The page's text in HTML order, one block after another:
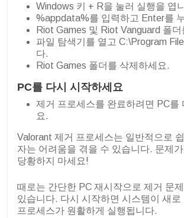
Windows 키 + R을 눌러 실행을 엽
%appdata%를 입력하고 Enter를
Riot Games 및 Riot Vanguard 폴
파일 탐색기를 열고 C:\Program
다.
Riot Games 폴더를 삭제하세요.
PC를 다시 시작하세요
제거 프로세스를 완료하려면 PC를
요.
Valorant 제거 프로세스는 일반적으로
자는 어려움을 겪을 수 있습니다. 문제
당황하지 마세요!
때로는 간단한 PC 재시작으로 제거 문
있습니다. 다시 시작하면 시스템이 새로
프로세스가 원활하게 실행됩니다.